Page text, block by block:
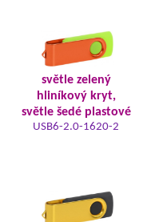
světle zelený
hliníkový kryt,
světle šedé plastové
USB6-2.0-1620-2